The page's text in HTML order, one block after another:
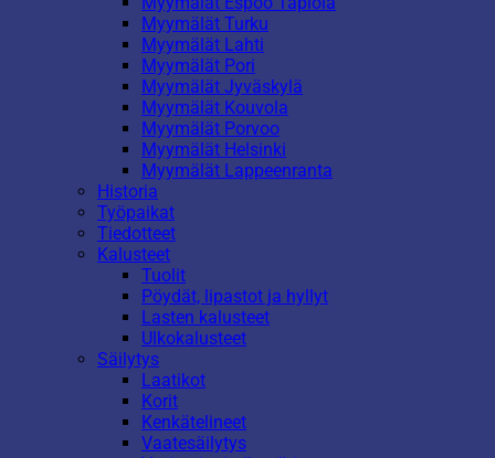
Myymälät Turku
Myymälät Lahti
Myymälät Pori
Myymälät Jyväskylä
Myymälät Kouvola
Myymälät Porvoo
Myymälät Helsinki
Myymälät Lappeenranta
Historia
Työpaikat
Tiedotteet
Kalusteet
Tuolit
Pöydät, lipastot ja hyllyt
Lasten kalusteet
Ulkokalusteet
Säilytys
Laatikot
Korit
Kenkätelineet
Vaatesäilytys